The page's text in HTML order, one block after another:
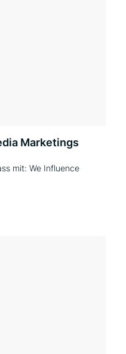
Marketings
mit: We Influence